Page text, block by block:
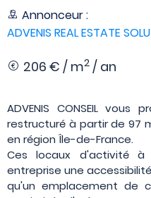
Annonceur :
ADVENIS REAL ESTATE
206 € / m2 / an
ADVENIS CONSEIL
restructuré à partir de 97
en région Île-de-France.
Ces locaux d'activité
entreprise une
qu'un emplacement de